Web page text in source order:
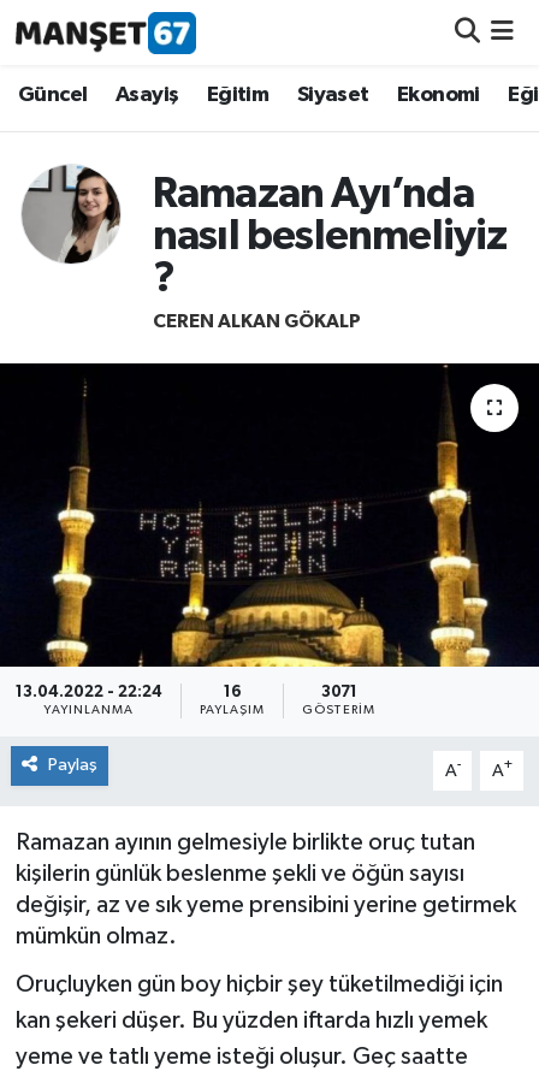
Güncel Asayiş Eğitim Siyaset Ekonomi
Ramazan Ayı’nda
nasıl beslenmeliyiz
?
CEREN ALKAN GÖKALP
13.04.2022 - 22:24
YAYINLANMA
16
PAYLAŞIM
3071
GÖSTERIM
Paylaş A- A+
Ramazan ayının gelmesiyle birlikte oruç tutan
kişilerin günlük beslenme şekli ve öğün sayısı
değişir, az ve sık yeme prensibini yerine getirmek
mümkün olmaz.
Oruçluyken gün boy hiçbir şey tüketilmediği için
kan şekeri düşer. Bu yüzden iftarda hızlı yemek
yeme ve tatlı yeme isteği oluşur. Geç saatte
Güncel
Siyaset
Ekonomi
Kültür-Sanat
Magazin
Medya
Mizah
Röportaj
Teknoloji